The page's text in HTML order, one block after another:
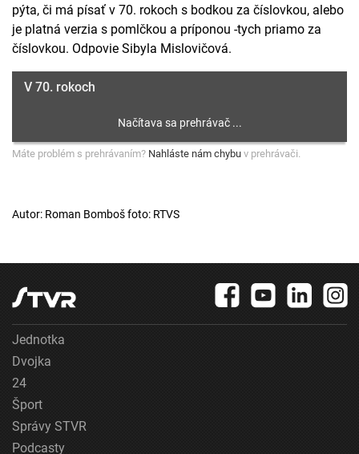
pýta, či má písať v 70. rokoch s bodkou za číslovkou, alebo
je platná verzia s pomlčkou a príponou -tych priamo za
číslovkou. Odpovie Sibyla Mislovičová.
V 70. rokoch
Máte problém s prehrávaním? Nahláste nám chybu v prehrávači.
Autor: Roman Bomboš foto: RTVS
Jednotka
Dvojka
24
Šport
Správy STVR
Podcasty